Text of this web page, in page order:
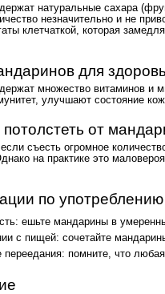
натуральные сахара
незначительно и не
клетчаткой, которая
для
множество витаминов и
улучшают состояние
от
если съесть огромное
на практике это
по
ешьте мандарины в
с пищей: сочетайте
переедания: помните, что